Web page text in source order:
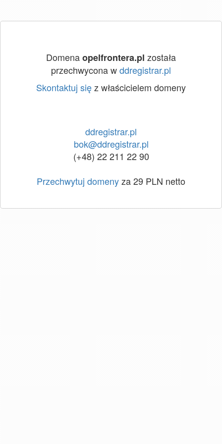
Domenaopelfrontera.pl została
przechwycona wddregistrar.pl
Skontaktuj sięz właścicielem domeny
ddregistrar.pl
bok@ddregistrar.pl
(+48) 22 211 22 90
Przechwytuj domenyza 29 PLN netto